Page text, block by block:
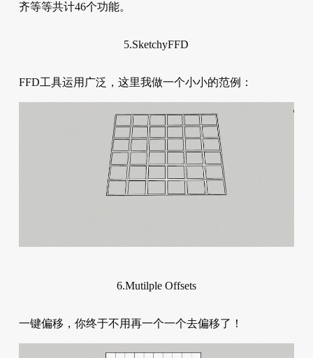
齐等等共计46个功能。
5.SketchyFFD
FFD工具运用广泛，这里我做一个小小的范例：
6.Mutilple Offsets
一键偏移，你终于不用再一个一个去偏移了！